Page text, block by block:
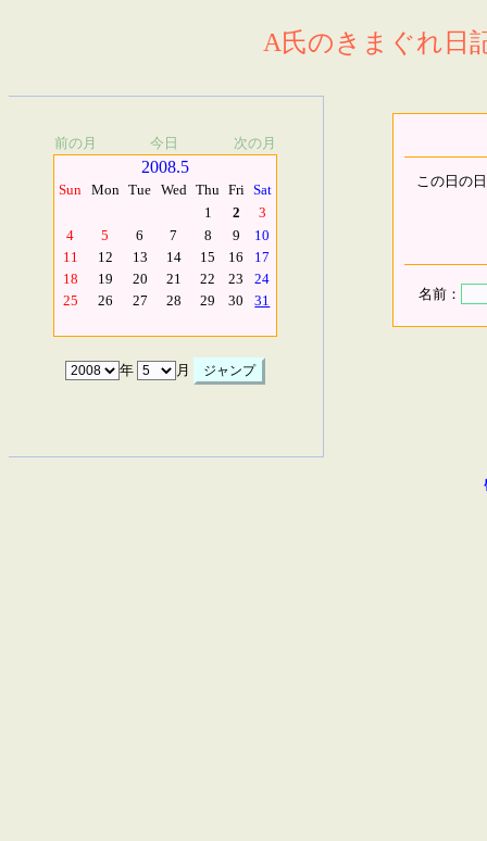
A氏のきまぐれ日
前の月 今日 次の月
2008.5
Sun Mon Tue Wed Thu Fri Sat
1
2
3
4
5 6 7 8 9
10
11
12 13 14 15 16
17
18
19 20 21 22 23
24
25
26 27 28 29 30 31
年 月
この日の
名前：